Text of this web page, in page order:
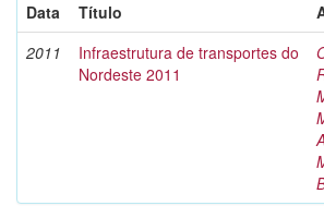
Data
Título
2011
Infraestrutura de transportes do
Nordeste 2011